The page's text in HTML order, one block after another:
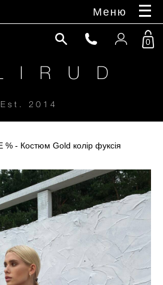
Меню
I R U D
Est. 2014
0
% - Костюм Gold колір фуксія